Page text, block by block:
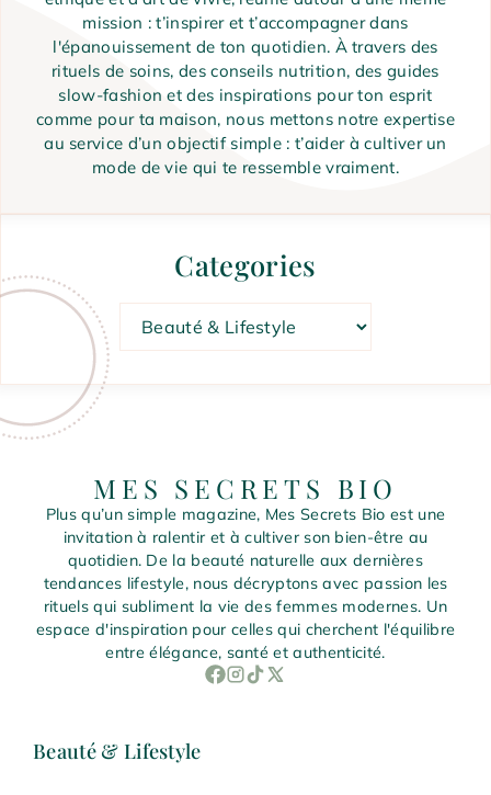
mission : t’inspirer et t’accompagner dans
l'épanouissement de ton quotidien. À travers des
rituels de soins, des conseils nutrition, des guides
slow-fashion et des inspirations pour ton esprit
comme pour ta maison, nous mettons notre expertise
au service d’un objectif simple : t’aider à cultiver un
mode de vie qui te ressemble vraiment.
Categories
MES SECRETS BIO
Plus qu’un simple magazine, Mes Secrets Bio est une
invitation à ralentir et à cultiver son bien-être au
quotidien. De la beauté naturelle aux dernières
tendances lifestyle, nous décryptons avec passion les
rituels qui subliment la vie des femmes modernes. Un
espace d'inspiration pour celles qui cherchent l'équilibre
entre élégance, santé et authenticité.
Beauté & Lifestyle